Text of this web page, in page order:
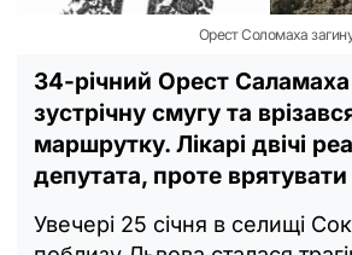
Орест Соломаха
34-річний Орест Саламаха
зустрічну смугу та
маршрутку. Лікарі двічі
депутата, проте
Увечері 25 січня в селищі